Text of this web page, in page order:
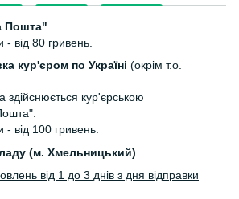
Пошта"
- від 80 гривень.
кур'єром по Україні (окрім т.о.
здійснюється кур'єрською
- від 100 гривень.
(м. Хмельницький)
від 1 до 3 днів з дня відправки